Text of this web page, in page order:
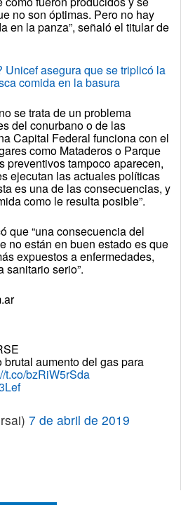
no son óptimas. Pero no hay
en la panza”, señaló el titular de
asegura que se triplicó la
comida en la basura
se trata de un problema
del conurbano o de las
Capital Federal funciona con el
como Mataderos o Parque
preventivos tampoco aparecen,
ejecutan las actuales políticas
es una de las consecuencias, y
como le resulta posible”.
que “una consecuencia del
no están en buen estado es que
expuestos a enfermedades,
sanitario serio”.
aumento del gas para
t.co/bzRiW5rSda
7 de abril de 2019